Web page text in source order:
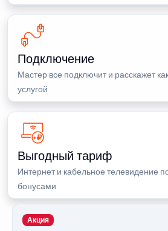
Подключение
Мастер все подключит и расскажет
услугой
Выгодный тариф
Интернет и кабельное телевидение
бонусами
Акция